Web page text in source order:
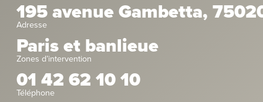
195 avenue Gambetta,
Adresse
Paris et banlieue
Zones d’intervention
01 42 62 10 10
Téléphone